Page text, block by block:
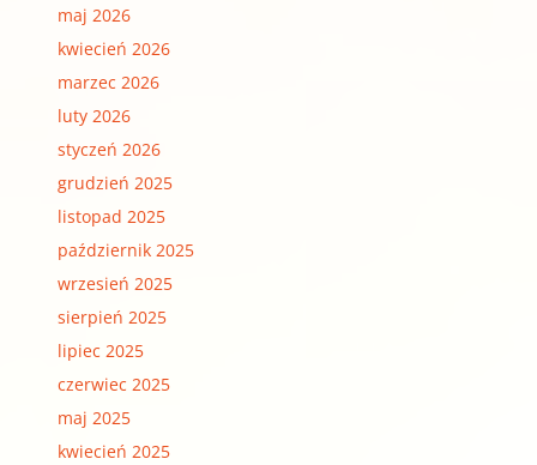
maj 2026
kwiecień 2026
marzec 2026
luty 2026
styczeń 2026
grudzień 2025
listopad 2025
październik 2025
wrzesień 2025
sierpień 2025
lipiec 2025
czerwiec 2025
maj 2025
kwiecień 2025